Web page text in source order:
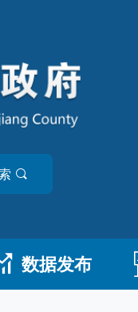
数据发布